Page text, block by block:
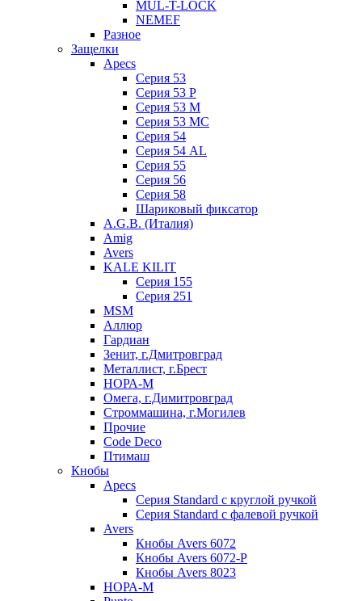
MUL-T-LOCK
NEMEF
Разное
Защелки
Apecs
Серия 53
Серия 53 P
Серия 53 М
Серия 53 МC
Серия 54
Серия 54 AL
Серия 55
Серия 56
Серия 58
Шариковый фиксатор
A.G.B. (Италия)
Amig
Avers
KALE KILIT
Серия 155
Серия 251
MSM
Аллюр
Гардиан
Зенит, г.Дмитровград
Металлист, г.Брест
НОРА-М
Омега, г.Димитровград
Строммашина, г.Могилев
Прочие
Code Deco
Птимаш
Кнобы
Apecs
Серия Standard с круглой ручкой
Серия Standard с фалевой ручкой
Avers
Кнобы Avers 6072
Кнобы Avers 6072-P
Кнобы Avers 8023
НОРА-М